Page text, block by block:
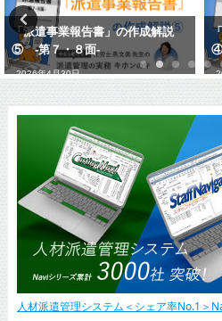
「派遣事業報告書」の作成解説
④ -第６面-
2026年4月6日
人材派遣管理システム＜シェア率No.1＞